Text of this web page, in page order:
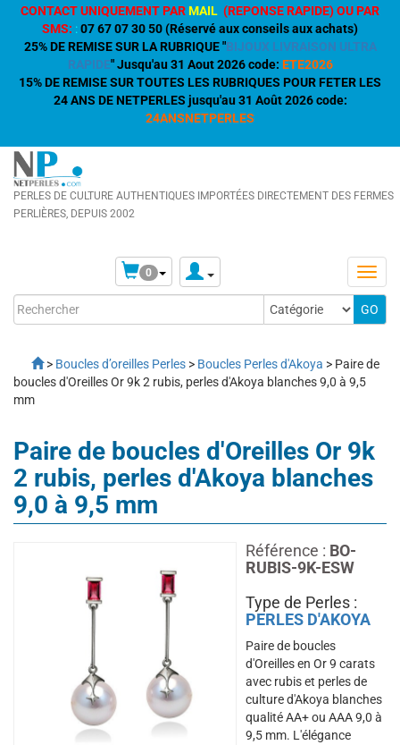
CONTACT UNIQUEMENT PARMAIL (REPONSE RAPIDE) OU PAR
SMS: :07 67 07 30 50 (Réservé aux conseils aux achats)
25% DE REMISE SUR LA RUBRIQUE "BIJOUX LIVRAISON ULTRA
RAPIDE" Jusqu'au 31 Aout 2026 code: ETE2026
15% DE REMISE SUR TOUTES LES RUBRIQUES POUR FETER LES
24 ANS DE NETPERLES jusqu'au 31 Août 2026 code:
24ANSNETPERLES
PERLES DE CULTURE AUTHENTIQUES IMPORTÉES DIRECTEMENT DES FERMES
PERLIÈRES, DEPUIS 2002
0
> Boucles d’oreilles Perles > Boucles Perles d'Akoya > Paire de
boucles d'Oreilles Or 9k 2 rubis, perles d'Akoya blanches 9,0 à 9,5
mm
Paire de boucles d'Oreilles Or 9k
2 rubis, perles d'Akoya blanches
9,0 à 9,5 mm
Référence : BO-
RUBIS-9K-ESW
Type de Perles :
PERLES D'AKOYA
Paire de boucles
d'Oreilles en Or 9 carats
avec rubis et perles de
culture d'Akoya blanches
qualité AA+ ou AAA 9,0 à
9,5 mm. L'élégance